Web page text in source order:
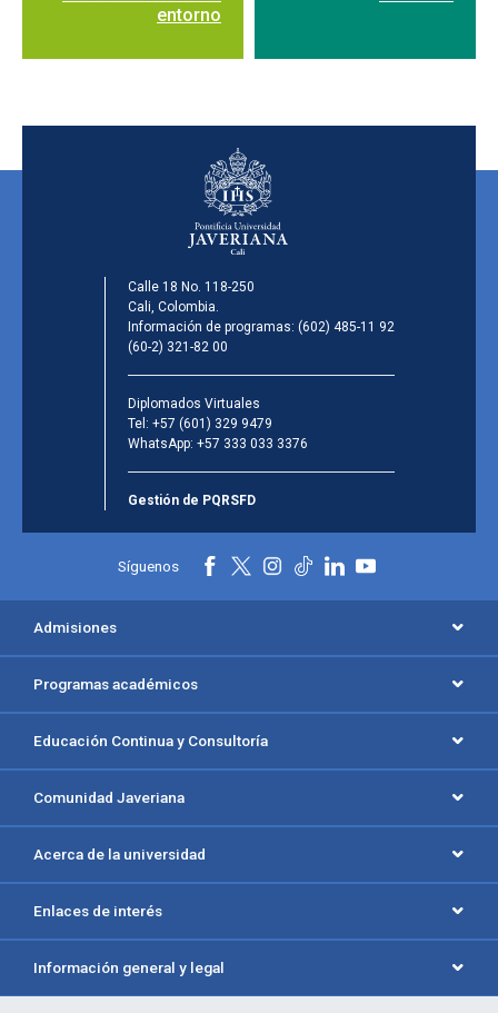
entorno
Calle 18 No. 118-250
Cali, Colombia.
Información de programas: (602) 485-11 92
(60-2) 321-82 00
Diplomados Virtuales
Tel: +57 (601) 329 9479
WhatsApp: +57 333 033 3376
Gestión de PQRSFD
Síguenos
Admisiones
Programas académicos
Educación Continua y Consultoría
Comunidad Javeriana
Acerca de la universidad
Enlaces de interés
Información general y legal